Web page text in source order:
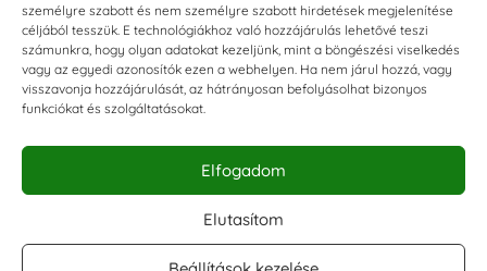
személyre szabott és nem személyre szabott hirdetések megjelenítése
céljából tesszük. E technológiákhoz való hozzájárulás lehetővé teszi
számunkra, hogy olyan adatokat kezeljünk, mint a böngészési viselkedés
vagy az egyedi azonosítók ezen a webhelyen. Ha nem járul hozzá, vagy
visszavonja hozzájárulását, az hátrányosan befolyásolhat bizonyos
funkciókat és szolgáltatásokat.
Elfogadom
Elutasítom
KAPCSOLAT
E-mail:shop@torokszilvi.com
Telefon: +36 30 6767872
KÖZÖSSÉGI